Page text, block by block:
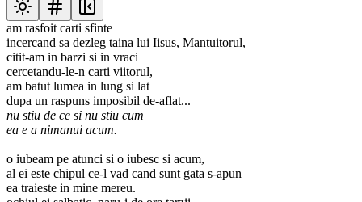
am rasfoit carti sfinte
incercand sa dezleg taina lui Iisus, Mantuitorul,
citit-am in barzi si in vraci
cercetandu-le-n carti viitorul,
am batut lumea in lung si lat
dupa un raspuns imposibil de-aflat...
nu stiu de ce si nu stiu cum
ea e a nimanui acum.
o iubeam pe atunci si o iubesc si acum,
al ei este chipul ce-l vad cand sunt gata s-apun
ea traieste in mine mereu.